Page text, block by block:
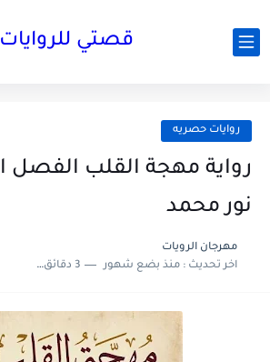
قصتي للروايات
روايات حصريه
نور محمد
مهرجان الرويات
اخر تحديث :منذ بضع شهور 3 دقائق للقراءة